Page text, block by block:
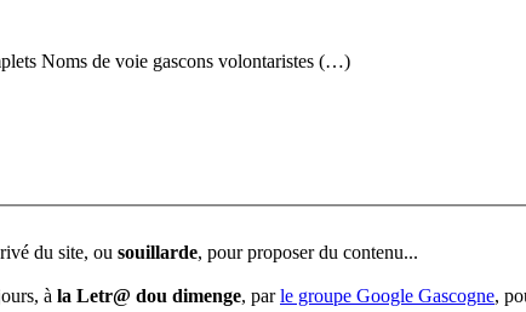
Noms de voie gascons volontaristes (…)
du site, ou souillarde , pour proposer du contenu...
à la Letr@ dou dimenge, parle groupe Google Gascogne,